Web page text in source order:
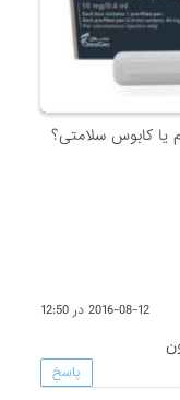
یا کابوس سلامتی؟
2016-08-12 در 12:50
پاسخ